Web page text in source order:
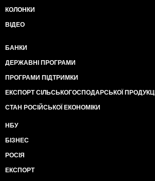
КОЛОНКИ
ВІДЕО
БАНКИ
ДЕРЖАВНІ ПРОГРАМИ
ПРОГРАМИ ПІДТРИМКИ
ЕКСПОРТ СІЛЬСЬКОГОСПОДАРСЬКОЇ ПРОДУКЦІЇ
СТАН РОСІЙСЬКОЇ ЕКОНОМІКИ
НБУ
БІЗНЕС
РОСІЯ
ЕКСПОРТ